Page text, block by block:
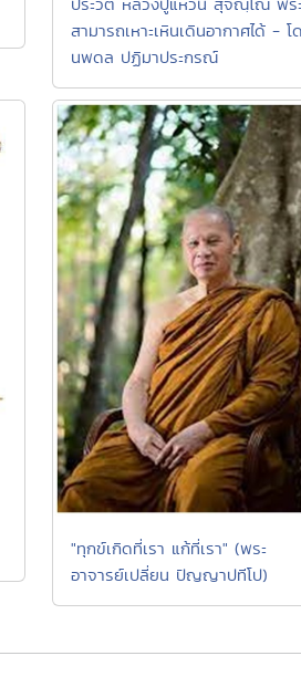
สามารถเหาะเหินเดินอากาศได้ - โ
นพดล ปฏิมาประกรณ์
"ทุกข์เกิดที่เรา แก้ที่เรา" (พระ
อาจารย์เปลี่ยน ปัญญาปทีโป)